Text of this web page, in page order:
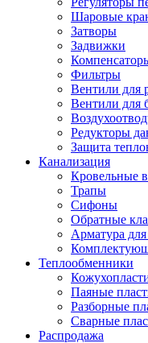
Шаровые
Затворы
Задвижки
Фильтры
Вентили для
Вентили для
Редукторы
Защита
Канализация
Кровельные
Трапы
Сифоны
Обратные
Арматура
Теплообменники
Паяные
Разборные
Сварные
Распродажа